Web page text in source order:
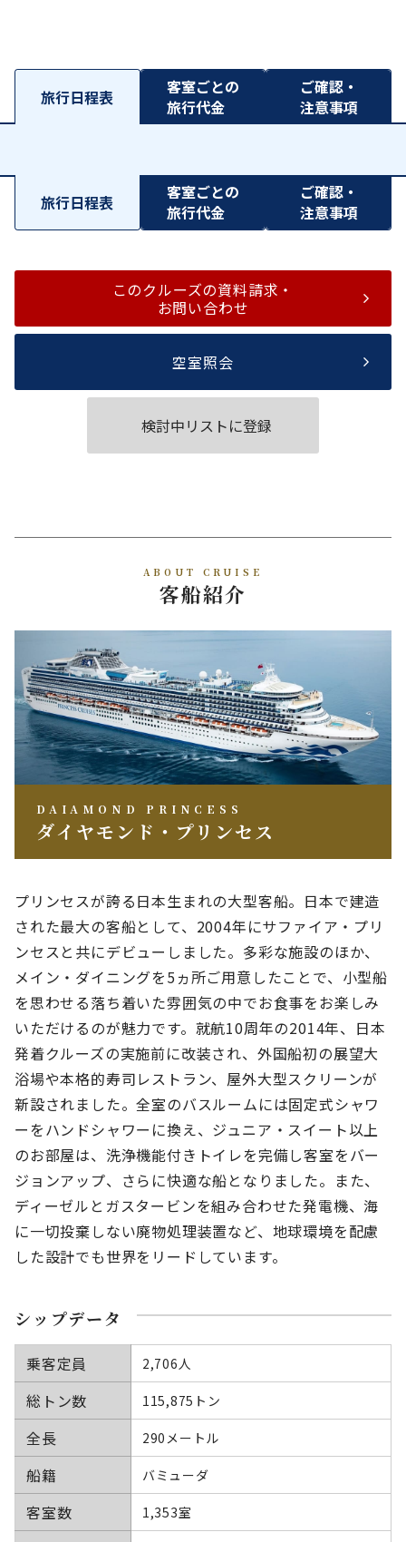
旅行日程表
客室ごとの
旅行代金
ご確認・
注意事項
旅行日程表
客室ごとの
旅行代金
ご確認・
注意事項
このクルーズの資料請求・
お問い合わせ
空室照会
検討中リストに登録
ABOUT CRUISE
客船紹介
DAIAMOND PRINCESS
ダイヤモンド・プリンセス
プリンセスが誇る日本生まれの大型客船。日本で建造
された最大の客船として、2004年にサファイア・プリ
ンセスと共にデビューしました。多彩な施設のほか、
メイン・ダイニングを5ヵ所ご用意したことで、小型船
を思わせる落ち着いた雰囲気の中でお食事をお楽しみ
いただけるのが魅力です。就航10周年の2014年、日本
発着クルーズの実施前に改装され、外国船初の展望大
浴場や本格的寿司レストラン、屋外大型スクリーンが
新設されました。全室のバスルームには固定式シャワ
ーをハンドシャワーに換え、ジュニア・スイート以上
のお部屋は、洗浄機能付きトイレを完備し客室をバー
ジョンアップ、さらに快適な船となりました。また、
ディーゼルとガスタービンを組み合わせた発電機、海
に一切投棄しない廃物処理装置など、地球環境を配慮
した設計でも世界をリードしています。
シップデータ
乗客定員 2,706人
総トン数 115,875トン
全長 290メートル
船籍 バミューダ
客室数 1,353室